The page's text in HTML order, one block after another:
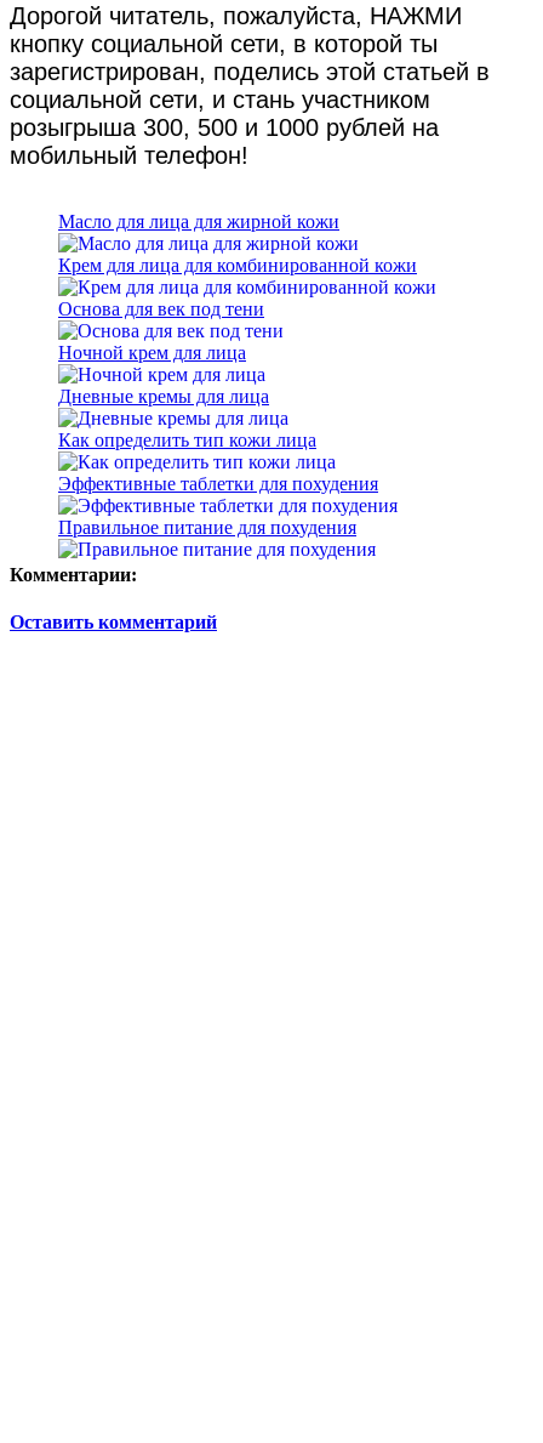
Дорогой читатель, пожалуйста, НАЖМИ
кнопку социальной сети, в которой ты
зарегистрирован, поделись этой статьей в
социальной сети, и стань участником
розыгрыша 300, 500 и 1000 рублей на
мобильный телефон!
Масло для лица для жирной кожи
Крем для лица для комбинированной кожи
Основа для век под тени
Ночной крем для лица
Дневные кремы для лица
Как определить тип кожи лица
Эффективные таблетки для похудения
Правильное питание для похудения
Комментарии:
Оставить комментарий